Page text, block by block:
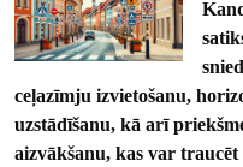
ceļazīmju izvietošanu,
uzstādīšanu, kā arī
aizvākšanu, kas var